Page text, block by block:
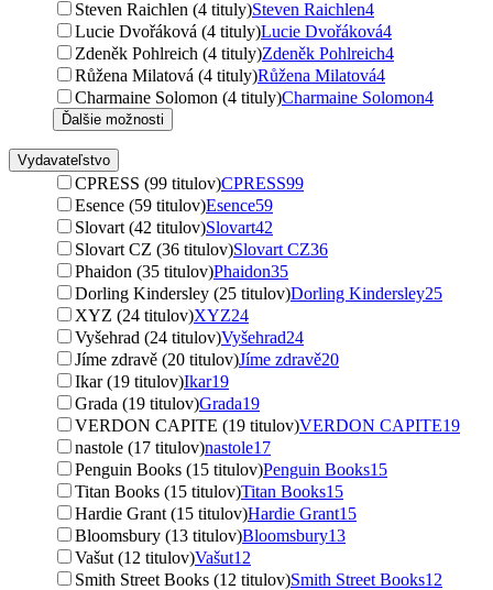
Steven Raichlen (4 tituly)Steven Raichlen4
Lucie Dvořáková (4 tituly)Lucie Dvořáková4
Zdeněk Pohlreich (4 tituly)Zdeněk Pohlreich4
Růžena Milatová (4 tituly)Růžena Milatová4
Charmaine Solomon (4 tituly)Charmaine Solomon4
Ďalšie možnosti
Vydavateľstvo
CPRESS (99 titulov)CPRESS99
Esence (59 titulov)Esence59
Slovart (42 titulov)Slovart42
Slovart CZ (36 titulov)Slovart CZ36
Phaidon (35 titulov)Phaidon35
Dorling Kindersley (25 titulov)Dorling Kindersley25
XYZ (24 titulov)XYZ24
Vyšehrad (24 titulov)Vyšehrad24
Jíme zdravě (20 titulov)Jíme zdravě20
Ikar (19 titulov)Ikar19
Grada (19 titulov)Grada19
VERDON CAPITE (19 titulov)VERDON CAPITE19
nastole (17 titulov)nastole17
Penguin Books (15 titulov)Penguin Books15
Titan Books (15 titulov)Titan Books15
Hardie Grant (15 titulov)Hardie Grant15
Bloomsbury (13 titulov)Bloomsbury13
Vašut (12 titulov)Vašut12
Smith Street Books (12 titulov)Smith Street Books12